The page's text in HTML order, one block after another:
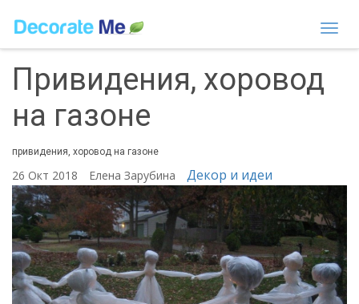
Привидения, хоровод
на газоне
привидения, хоровод на газоне
26 Окт 2018 Елена Зарубина Декор и идеи